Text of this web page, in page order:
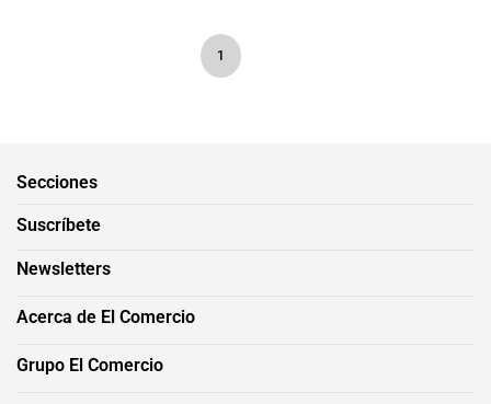
1
Secciones
Suscríbete
Newsletters
Acerca de El Comercio
Grupo El Comercio